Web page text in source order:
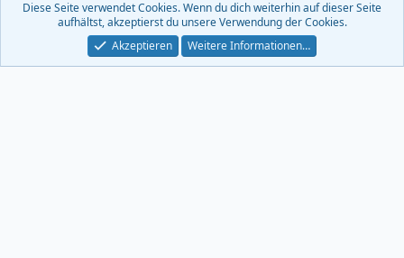
Diese Seite verwendet Cookies. Wenn du dich weiterhin auf dieser Seite
aufhältst, akzeptierst du unsere Verwendung der Cookies.
Akzeptieren
Weitere Informationen…